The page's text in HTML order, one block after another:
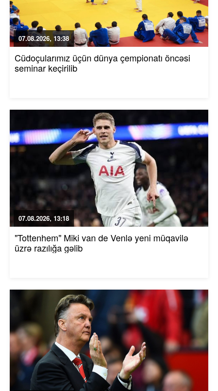
07.08.2026, 13:38
Cüdoçularımız üçün dünya çempionatı öncəsi
seminar keçirilib
07.08.2026, 13:18
"Tottenhem" Miki van de Venlə yeni müqavilə
üzrə razılığa gəlib